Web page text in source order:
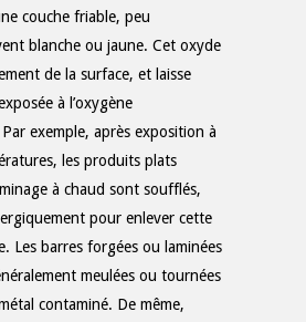
couche friable, peu
blanche ou jaune. Cet oxyde
de la surface, et laisse
à l’oxygène
exemple, après exposition à
les produits plats
à chaud sont soufflés,
pour enlever cette
Les barres forgées ou laminées
meulées ou tournées
contaminé. De même,